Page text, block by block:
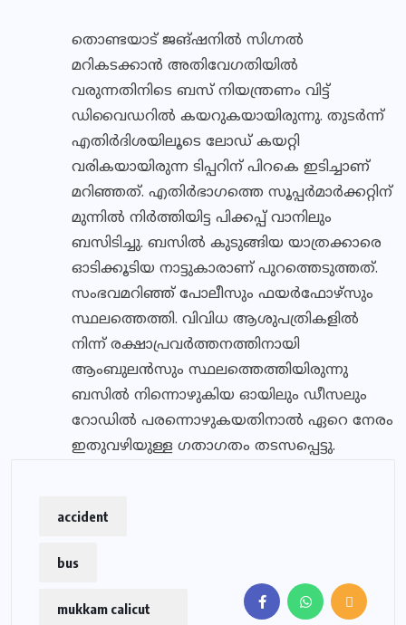
തൊണ്ടയാട് ജങ്ഷനില്‍ സിഗ്നല്‍
മറികടക്കാന്‍ അതിവേഗതിയില്‍
വരുന്നതിനിടെ ബസ് നിയന്ത്രണം വിട്ട്
ഡിവൈഡറില്‍ കയറുകയായിരുന്നു. തുടര്‍ന്ന്
എതിര്‍ദിശയിലൂടെ ലോഡ് കയറ്റി
വരികയായിരുന്ന ടിപ്പറിന് പിറകെ ഇടിച്ചാണ്
മറിഞ്ഞത്. എതിര്‍ഭാഗത്തെ സൂപ്പര്‍മാര്‍ക്കറ്റിന്
മുന്നില്‍ നിര്‍ത്തിയിട്ട പിക്കപ്പ് വാനിലും
ബസിടിച്ചു. ബസില്‍ കുടുങ്ങിയ യാത്രക്കാരെ
ഓടിക്കൂടിയ നാട്ടുകാരാണ് പുറത്തെടുത്തത്.
സംഭവമറിഞ്ഞ് പോലീസും ഫയര്‍ഫോഴ്‌സും
സ്ഥലത്തെത്തി. വിവിധ ആശുപത്രികളില്‍
നിന്ന് രക്ഷാപ്രവര്‍ത്തനത്തിനായി
ആംബുലന്‍സും സ്ഥലത്തെത്തിയിരുന്നു
ബസില്‍ നിന്നൊഴുകിയ ഓയിലും ഡീസലും
റോഡില്‍ പരന്നൊഴുകയതിനാല്‍ ഏറെ നേരം
ഇതുവഴിയുള്ള ഗതാഗതം തടസപ്പെട്ടു.
accident
bus
mukkam calicut